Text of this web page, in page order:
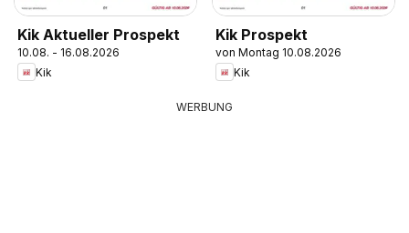
Kik Aktueller Prospekt
10.08. - 16.08.2026
Kik
Kik Prospekt
von Montag 10.08.2026
Kik
WERBUNG